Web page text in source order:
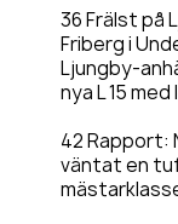
36 Frälst på
Friberg i
Ljungby-
nya L 15
42 Rapport:
väntat en